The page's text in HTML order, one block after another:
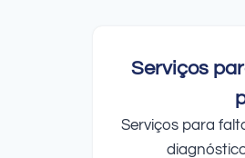
Serviços
Serviços para